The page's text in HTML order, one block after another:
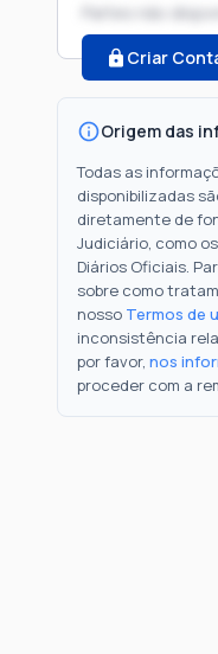
Partes não
Criar
Origem das
Todas as
disponibilizadas
diretamente de
Judiciário, como
Diários Oficiais.
sobre como
nosso Termos de
inconsistência
por favor, nos
proceder com a